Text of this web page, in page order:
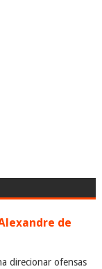
de
direcionar ofensas